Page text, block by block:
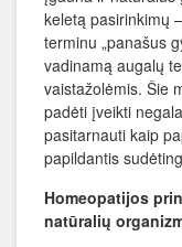
keletą pasirinkimų
terminu „panašus
vadinamą augalų
vaistažolėmis. Šie
padėti įveikti
pasitarnauti kaip
papildantis
Homeopatijos
natūralių